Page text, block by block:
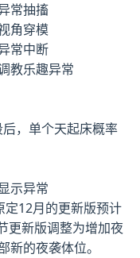
常抽搐
角穿模
常中断
教乐趣异常
，单个天起床概率
示异常
定12月的更新版预计
更新版调整为增加夜
的夜袭体位。